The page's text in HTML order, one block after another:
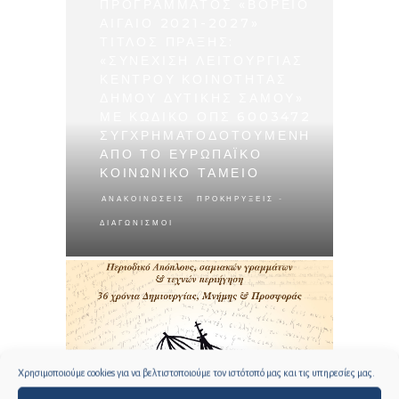
Χρησιμοποιούμε cookies για να βελτιστοποιούμε τον ιστότοπό μας και τις υπηρεσίες μας.
ΣΥΓΧΡΗΜΑΤΟΔΟΤΟΥΜΕΝΗ
ΑΠΟ ΤΟ ΕΥΡΩΠΑΪΚΟ
ΚΟΙΝΩΝΙΚΟ ΤΑΜΕΙΟ
ΑΝΑΚΟΙΝΏΣΕΙΣ ΠΡΟΚΗΡΎΞΕΙΣ -
ΔΙΑΓΩΝΙΣΜΟΊ
23.6.2026 ΑΝΑΚΟΙΝΩΣΗ